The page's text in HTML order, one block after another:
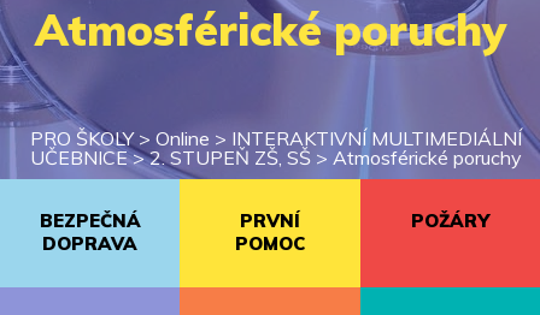
Atmosférické poruchy
PRO ŠKOLY> Online > INTERAKTIVNÍ MULTIMEDIÁLNÍ
UČEBNICE>2. STUPEŇ ZŠ, SŠ > Atmosférické poruchy
BEZPEČNÁ
DOPRAVA
PRVNÍ
POMOC
POŽÁRY